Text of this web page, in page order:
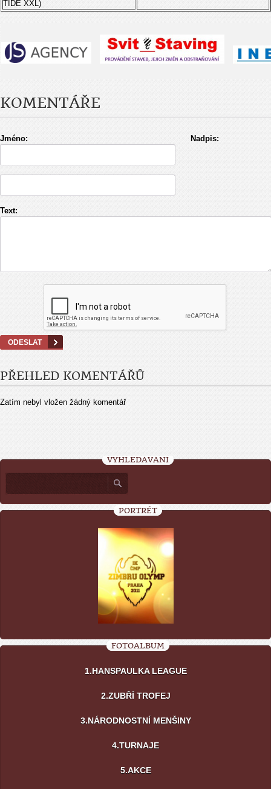
TIDE XXL)
KOMENTÁŘE
Jméno: Nadpis:
Text:
PŘEHLED KOMENTÁŘŮ
Zatím nebyl vložen žádný komentář
VYHLEDÁVÁNÍ
PORTRÉT
FOTOALBUM
1.HANSPAULKA LEAGUE
2.ZUBŘÍ TROFEJ
3.NÁRODNOSTNÍ MENŠINY
4.TURNAJE
5.AKCE